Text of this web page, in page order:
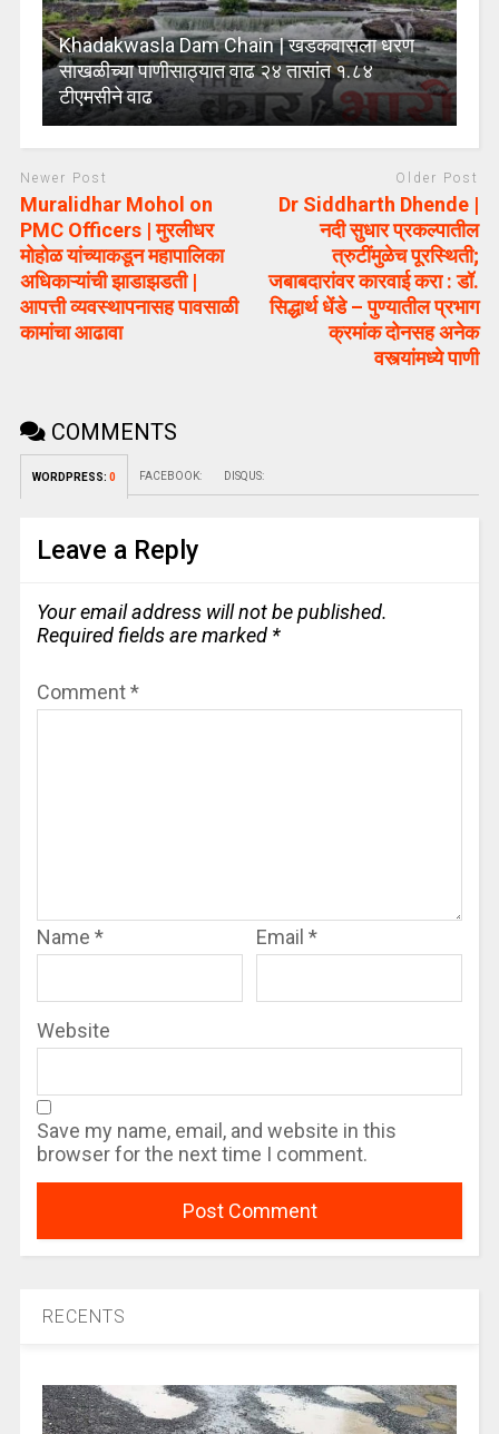
Khadakwasla Dam Chain | खडकवासला धरण
साखळीच्या पाणीसाठ्यात वाढ २४ तासांत १.८४
टीएमसीने वाढ
Newer Post
Muralidhar Mohol on
PMC Officers | मुरलीधर
मोहोळ यांच्याकडून महापालिका
अधिकाऱ्यांची झाडाझडती |
आपत्ती व्यवस्थापनासह पावसाळी
कामांचा आढावा
Older Post
Dr Siddharth Dhende |
नदी सुधार प्रकल्पातील
त्रुटींमुळेच पूरस्थिती;
जबाबदारांवर कारवाई करा : डॉ.
सिद्धार्थ धेंडे – पुण्यातील प्रभाग
क्रमांक दोनसह अनेक
वस्त्यांमध्ये पाणी
COMMENTS
WORDPRESS: 0 FACEBOOK: DISQUS:
Leave a Reply
Your email address will not be published.
Required fields are marked *
Comment*
Name * Email *
Website
Save my name, email, and website in this
browser for the next time I comment.
RECENTS